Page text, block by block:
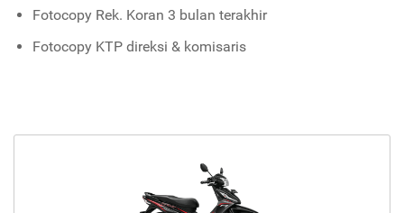
Fotocopy Rek. Koran 3 bulan terakhir
Fotocopy KTP direksi & komisaris